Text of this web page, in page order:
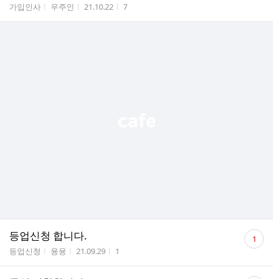
게시판명
가입인사 작성자
우주인 작성시간
21.10.22 조회수
7
등업신청 합니다.
게시판명
등업신청 작성자
융융 작성시간
21.09.29 조회수
1
댓
글 1